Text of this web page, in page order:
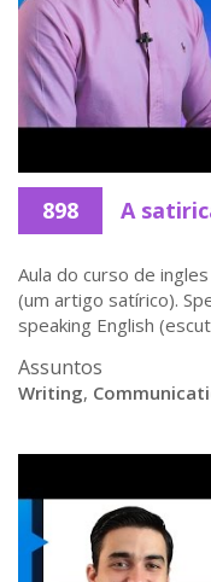
898 A
Aula do curso de
(um artigo satírico).
speaking English
Assuntos
Writing,